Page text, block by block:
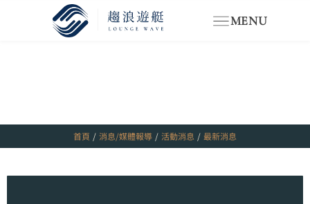
MENU
首頁 / 消息/媒體報導 / 活動消息 / 最新消息